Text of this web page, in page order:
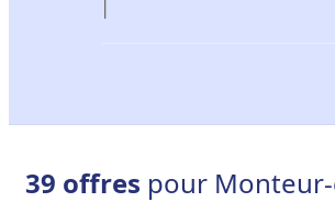
39 offres pour